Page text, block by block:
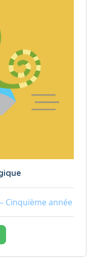
Cinquième année